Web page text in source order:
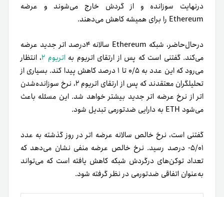
درنهایت سوزانده و از گردش خارج می‌شوند و عرضه
Ethereum را برای همیشه کاهش می‌دهند.
درحال‌حاضر، شبکه Ethereum سالانه ۴درصد اتر جدید عرضه
می‌کند. گفتنی است که پس از ارتقای اتریوم بهاتریوم ۲
، انتظار
می‌رود که این عدد به ۰/۵ تا ۱ درصد کاهش پیدا کند. بسیاری از
تحلیلگران معتقدند که پس از ارتقای اتریوم ۲، نرخ سوزانده‌شدن
اتر از نرخ عرضه اتر جدید بیشتر خواهد شد. این مسئله باعث
می‌شود ETH به دارایی ضدتورمی تبدیل شود.
گفتنی‌ است، نرخ خالص سالانه عرضه اتر در روز گذشته به عدد
۵/۰۱- درصد رسید. نرخ خالص عرضه منفی نشان می‌دهد که
تعداد توکن‌های درگردش شبکه کاهش یافته است که می‌تواند
به‌عنوان اتفاقی ضد‌تورمی در نظر گرفته شود.